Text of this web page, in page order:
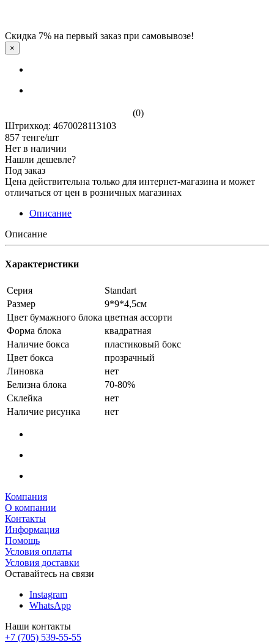
Скидка 7% на первый заказ при самовывозе!
×
(0)
Штрихкод: 4670028113103
857 тенге/шт
Нет в наличии
Нашли дешевле?
Под заказ
Цена действительна только для интернет-магазина и может
отличаться от цен в розничных магазинах
Описание
Описание
Характеристики
Серия
Standart
Размер
9*9*4,5см
Цвет бумажного блока цветная ассорти
Форма блока
квадратная
Наличие бокса
пластиковый бокс
Цвет бокса
прозрачный
Линовка
нет
Белизна блока
70-80%
Склейка
нет
Наличие рисунка
нет
Компания
О компании
Контакты
Информация
Помощь
Условия оплаты
Условия доставки
Оставайтесь на связи
Instagram
WhatsApp
Наши контакты
+7 (705) 539-55-55